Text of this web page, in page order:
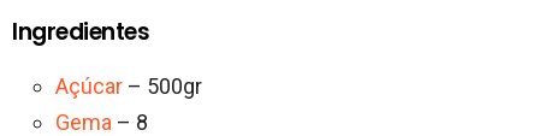
Ingredientes
Açúcar – 500gr
Gema – 8